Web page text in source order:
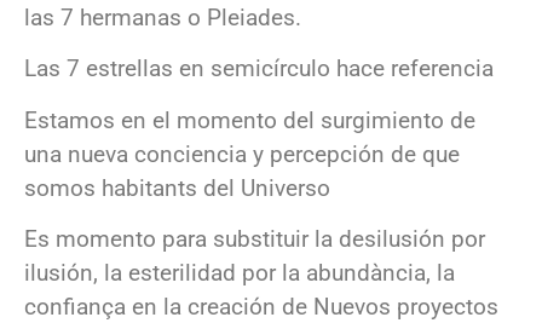
las 7 hermanas o Pleiades.
Las 7 estrellas en semicírculo hace referencia
Estamos en el momento del surgimiento de
una nueva conciencia y percepción de que
somos habitants del Universo
Es momento para substituir la desilusión por
ilusión, la esterilidad por la abundància, la
confiança en la creación de Nuevos proyectos